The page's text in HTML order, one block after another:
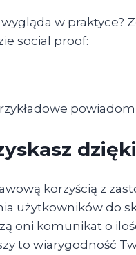
w praktyce?
social proof:
korzyścią z
użytkowników do
oni komunikat o
to wiarygodność